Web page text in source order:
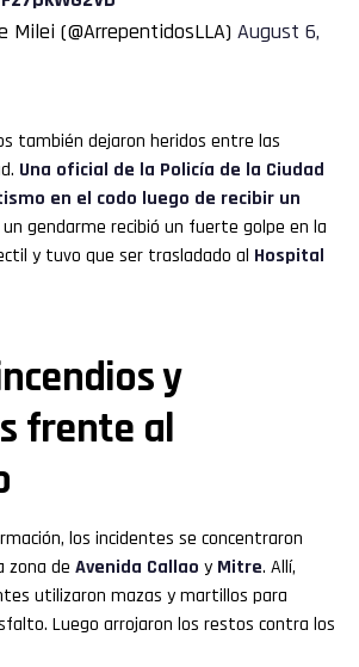
Milei (@ArrepentidosLLA) August 6,
también dejaron heridos entre las
Una oficial de la Policía de la Ciudad
en el codo luego de recibir un
un gendarme recibió un fuerte golpe en la
y tuvo que ser trasladado al Hospital
y
frente al
los incidentes se concentraron
zona de Avenida Callao y Mitre. Allí,
utilizaron mazas y martillos para
Luego arrojaron los restos contra los